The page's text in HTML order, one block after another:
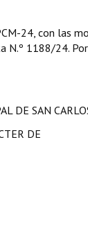
24, con las
N.º 1188/24.
DE SAN
DE